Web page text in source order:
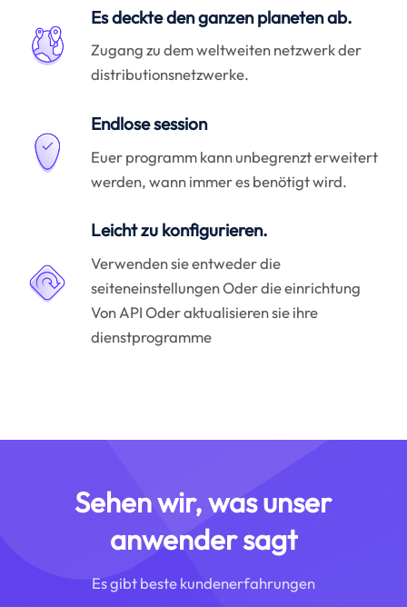
Es deckte den ganzen planeten ab.
Zugang zu dem weltweiten netzwerk der
distributionsnetzwerke.
Endlose session
Euer programm kann unbegrenzt erweitert
werden, wann immer es benötigt wird.
Leicht zu konfigurieren.
Verwenden sie entweder die
seiteneinstellungen Oder die einrichtung
Von API Oder aktualisieren sie ihre
dienstprogramme
Sehen wir, was unser
anwender sagt
Es gibt beste kundenerfahrungen